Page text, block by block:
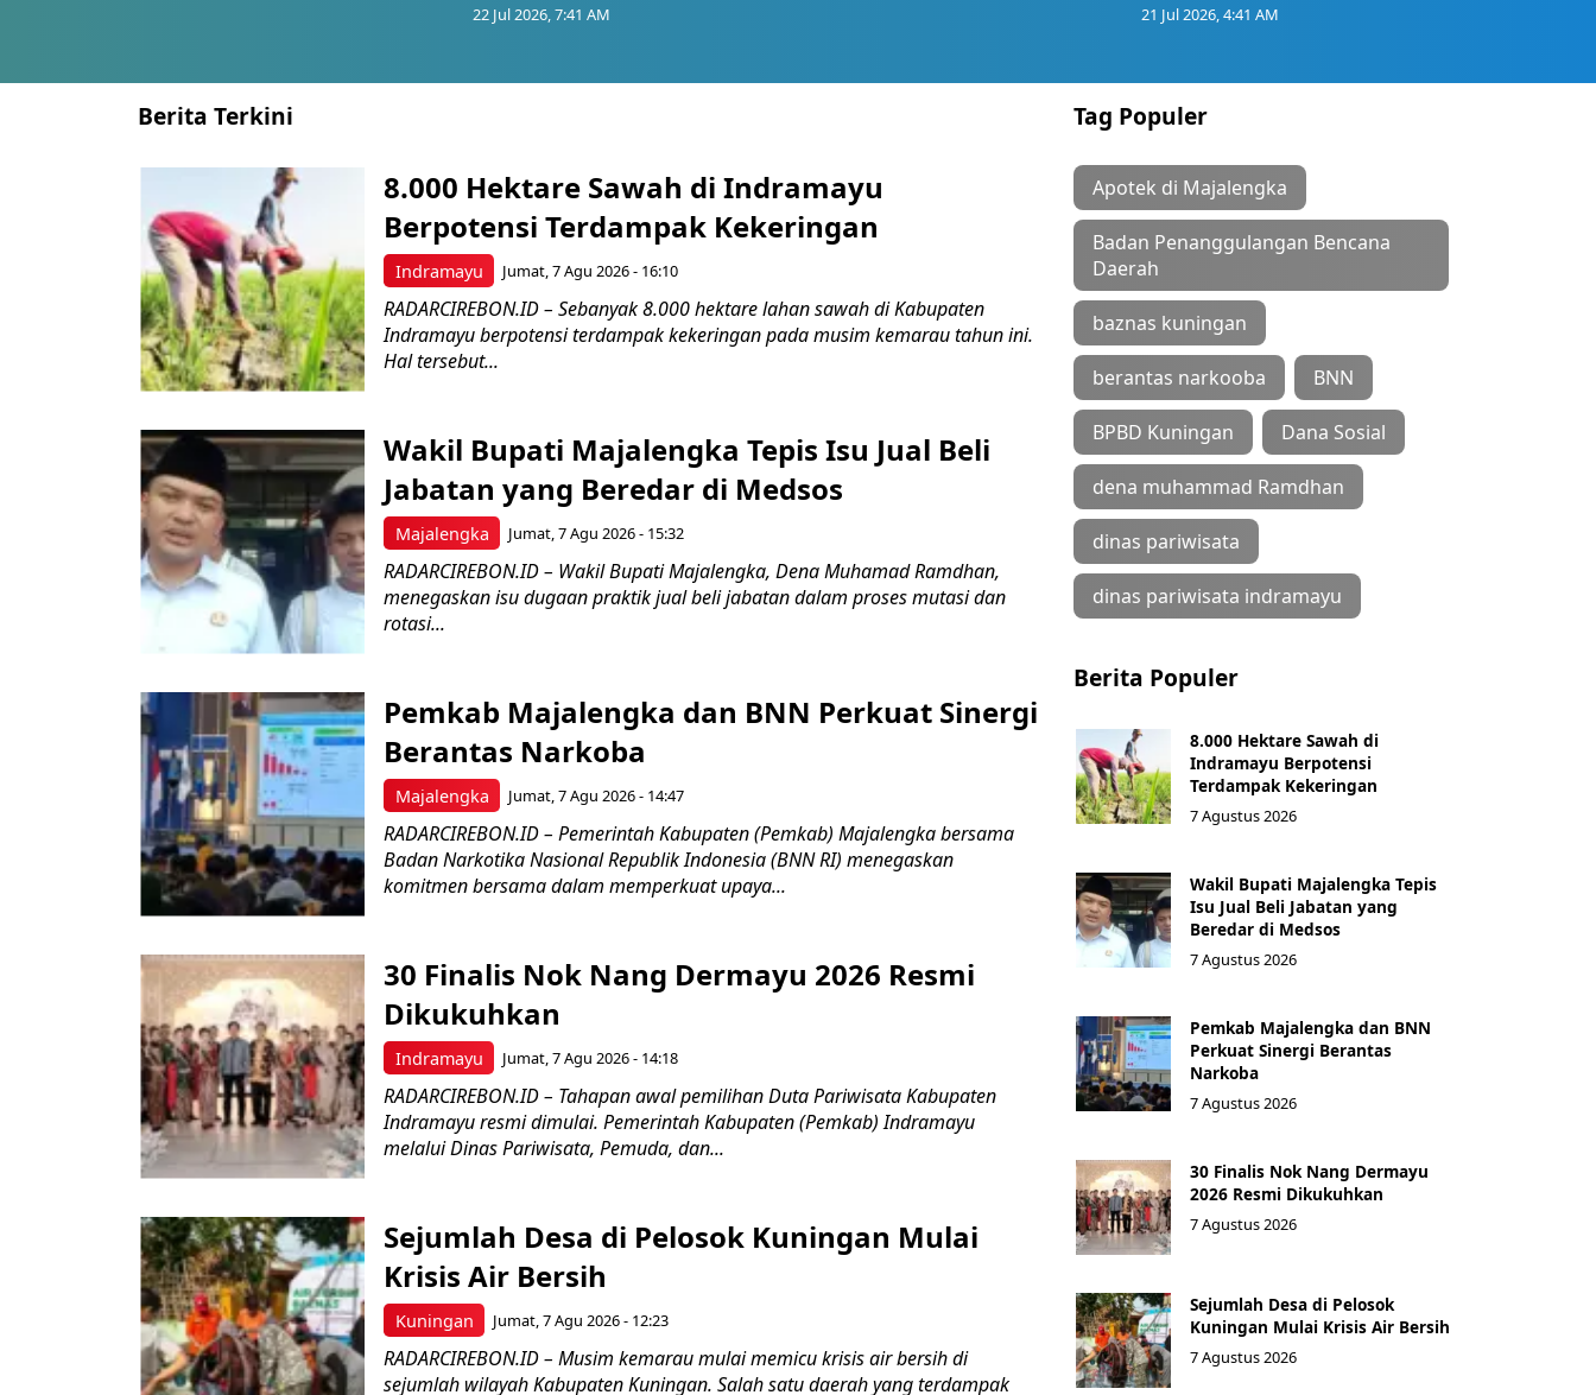
22 Jul 2026, 7:41 AM 21 Jul 2026, 4:41 AM
Berita Terkini
Indramayu
8.000 Hektare Sawah di Indramayu
Berpotensi Terdampak Kekeringan
Jumat, 7 Agu 2026 - 16:10
RADARCIREBON.ID – Sebanyak 8.000 hektare lahan sawah di Kabupaten
Indramayu berpotensi terdampak kekeringan pada musim kemarau tahun ini.
Hal tersebut...
Majalengka
Wakil Bupati Majalengka Tepis Isu Jual Beli
Jabatan yang Beredar di Medsos
Jumat, 7 Agu 2026 - 15:32
RADARCIREBON.ID – Wakil Bupati Majalengka, Dena Muhamad Ramdhan,
menegaskan isu dugaan praktik jual beli jabatan dalam proses mutasi dan
rotasi...
Majalengka
Pemkab Majalengka dan BNN Perkuat Sinergi
Berantas Narkoba
Jumat, 7 Agu 2026 - 14:47
RADARCIREBON.ID – Pemerintah Kabupaten (Pemkab) Majalengka bersama
Badan Narkotika Nasional Republik Indonesia (BNN RI) menegaskan
komitmen bersama dalam memperkuat upaya...
Indramayu
30 Finalis Nok Nang Dermayu 2026 Resmi
Dikukuhkan
Jumat, 7 Agu 2026 - 14:18
RADARCIREBON.ID – Tahapan awal pemilihan Duta Pariwisata Kabupaten
Indramayu resmi dimulai. Pemerintah Kabupaten (Pemkab) Indramayu
melalui Dinas Pariwisata, Pemuda, dan...
Kuningan
Sejumlah Desa di Pelosok Kuningan Mulai
Krisis Air Bersih
Jumat, 7 Agu 2026 - 12:23
RADARCIREBON.ID – Musim kemarau mulai memicu krisis air bersih di
sejumlah wilayah Kabupaten Kuningan. Salah satu daerah yang terdampak
Tag Populer
Apotek di Majalengka
Badan Penanggulangan Bencana
Daerah
baznas kuningan
berantas narkooba BNN
BPBD Kuningan Dana Sosial
dena muhammad Ramdhan
dinas pariwisata
dinas pariwisata indramayu
Berita Populer
8.000 Hektare Sawah di
Indramayu Berpotensi
Terdampak Kekeringan
7 Agustus 2026
Wakil Bupati Majalengka Tepis
Isu Jual Beli Jabatan yang
Beredar di Medsos
7 Agustus 2026
Pemkab Majalengka dan BNN
Perkuat Sinergi Berantas
Narkoba
7 Agustus 2026
30 Finalis Nok Nang Dermayu
2026 Resmi Dikukuhkan
7 Agustus 2026
Sejumlah Desa di Pelosok
Kuningan Mulai Krisis Air Bersih
7 Agustus 2026